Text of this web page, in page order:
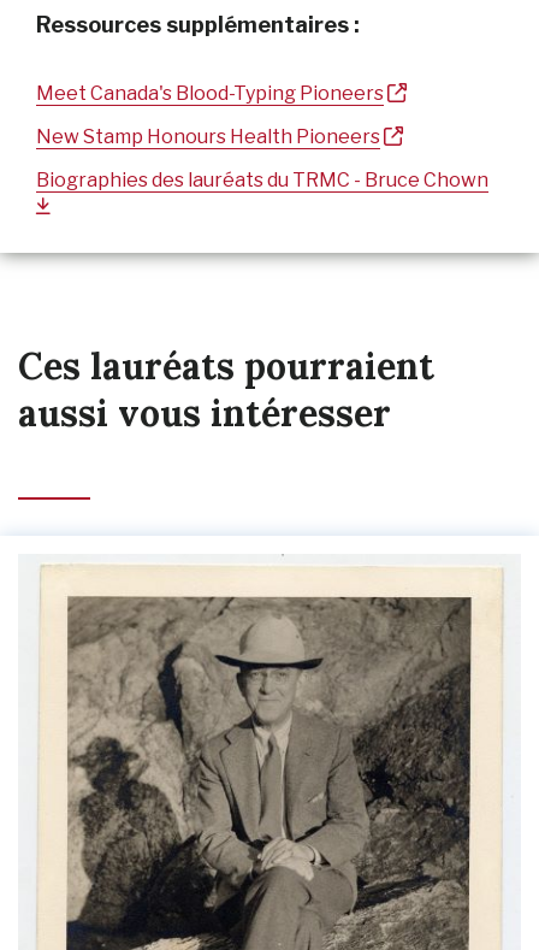
Ressources supplémentaires :
Meet Canada's Blood-Typing Pioneers
New Stamp Honours Health Pioneers
Biographies des lauréats du TRMC - Bruce Chown
Ces lauréats pourraient
aussi vous intéresser